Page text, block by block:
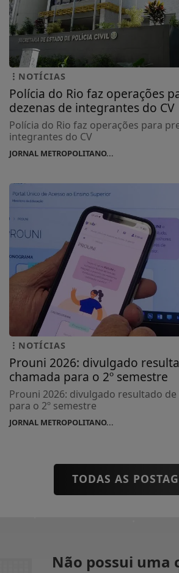
NOTÍCIAS
Polícia do Rio faz operações
dezenas de integrantes do CV
Polícia do Rio faz operações para
integrantes do CV
JORNAL METROPOLITANO...
NOTÍCIAS
Prouni 2026: divulgado
chamada para o 2º semestre
Prouni 2026: divulgado resultado
para o 2º semestre
JORNAL METROPOLITANO...
TODAS AS
Não possui uma